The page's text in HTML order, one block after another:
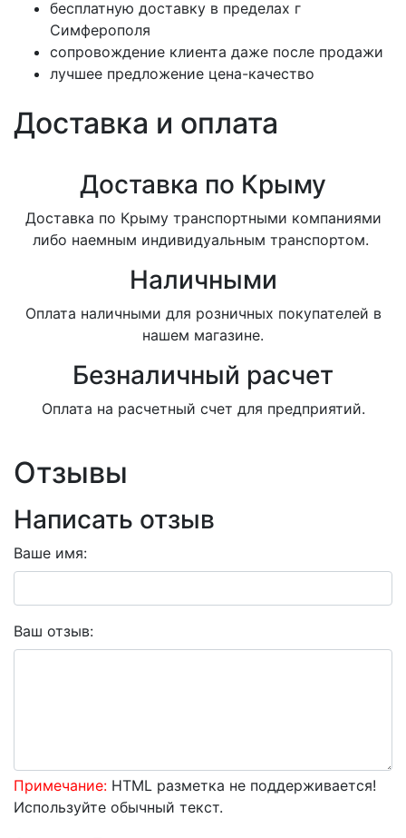
бесплатную доставку в пределах г
Симферополя
сопровождение клиента даже после продажи
лучшее предложение цена-качество
Доставка и оплата
Доставка по Крыму
Доставка по Крыму транспортными компаниями
либо наемным индивидуальным транспортом.
Наличными
Оплата наличными для розничных покупателей в
нашем магазине.
Безналичный расчет
Оплата на расчетный счет для предприятий.
Отзывы
Написать отзыв
Ваше имя:
Ваш отзыв:
Примечание: HTML разметка не поддерживается!
Используйте обычный текст.